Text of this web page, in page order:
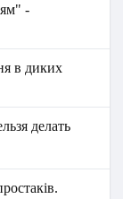
-
в диких
делать